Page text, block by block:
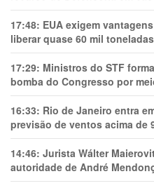
17:48: EUA exigem
liberar quase 60 mil
17:29: Ministros do STF
bomba do Congresso por
16:33: Rio de Janeiro entra
previsão de ventos acima de
14:46: Jurista Wálter
autoridade de André